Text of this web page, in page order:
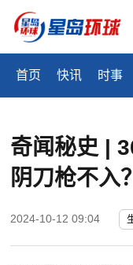
首页 快讯 时事
奇闻秘史 |
阴刀枪不入
2024-10-12 09:04